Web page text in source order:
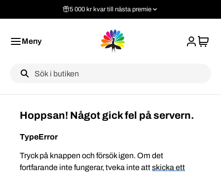
5 000 kr kvar till nästa premie
Meny
Label
Hoppsan! Något gick fel på servern.
TypeError
Tryck på knappen och försök igen. Om det
fortfarande inte fungerar, tveka inte attskicka ett